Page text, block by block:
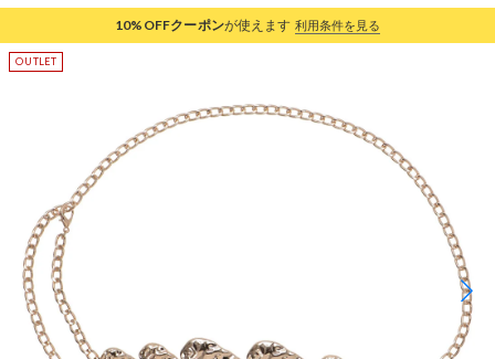
10%OFFクーポンが使えます 利用条件を見る